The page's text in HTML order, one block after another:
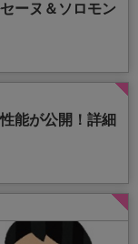
ーヌ＆ソロモン
能が公開！詳細